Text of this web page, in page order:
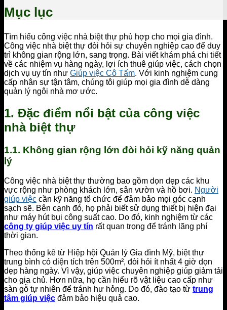
Mục lục
Tìm hiểu công việc nhà biệt thự phù hợp cho mọi gia đình.
Công việc nhà biệt thự đòi hỏi sự chuyên nghiệp cao để duy
trì không gian rộng lớn, sang trọng. Bài viết khám phá chi tiết
về các nhiệm vụ hàng ngày, lợi ích thuê giúp việc, cách chọn
dịch vụ uy tín như Giúp việc Cô Tấm. Với kinh nghiệm cung
cấp nhân sự tận tâm, chúng tôi giúp mọi gia đình dễ dàng
quản lý ngôi nhà mơ ước.
1. Đặc điểm nổi bật của công việc
nhà biệt thự
1.1. Không gian rộng lớn đòi hỏi kỹ năng quản
lý
Công việc nhà biệt thự thường bao gồm dọn dẹp các khu
vực rộng như phòng khách lớn, sân vườn và hồ bơi. Người
giúp việc cần kỹ năng tổ chức để đảm bảo mọi góc cạnh
sạch sẽ. Bên cạnh đó, họ phải biết sử dụng thiết bị hiện đại
như máy hút bụi công suất cao. Do đó, kinh nghiệm từ các
công ty giúp việc uy tín rất quan trọng để tránh lãng phí
thời gian.
Theo thống kê từ Hiệp hội Quản lý Gia đình Mỹ, biệt thự
trung bình có diện tích trên 500m², đòi hỏi ít nhất 4 giờ dọn
dẹp hàng ngày. Vì vậy, giúp việc chuyên nghiệp giúp giảm tải
cho gia chủ. Hơn nữa, họ cần hiểu rõ vật liệu cao cấp như
sàn gỗ tự nhiên để tránh hư hỏng. Do đó, đào tạo từ trung
tâm giúp việc đảm bảo hiệu quả cao.